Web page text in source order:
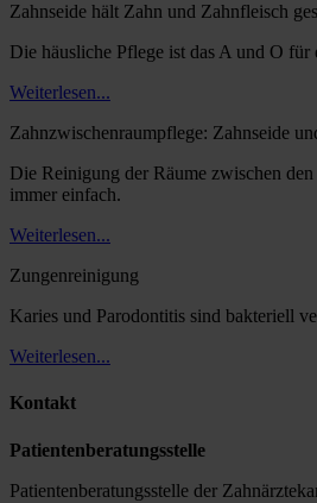
Zahnseide hält Zahn und Zahnfleisch
Die häusliche Pflege ist das A und O für
Weiterlesen...
Zahnzwischenraumpflege: Zahnseide
Die Reinigung der Räume zwischen
immer einfach.
Weiterlesen...
Zungenreinigung
Karies und Parodontitis sind bakteriell
Weiterlesen...
Kontakt
Patientenberatungsstelle
Patientenberatungsstelle der